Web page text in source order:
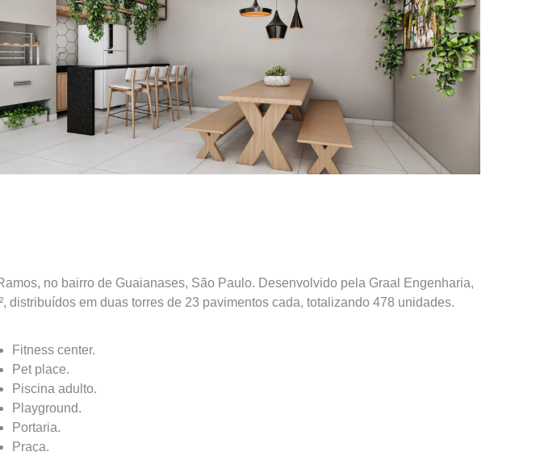
no bairro de Guaianases, São Paulo. Desenvolvido pela Graal Engenharia,
distribuídos em duas torres de 23 pavimentos cada, totalizando 478 unidades.
Fitness center.
Pet place.
Piscina adulto.
Playground.
Portaria.
Praça.